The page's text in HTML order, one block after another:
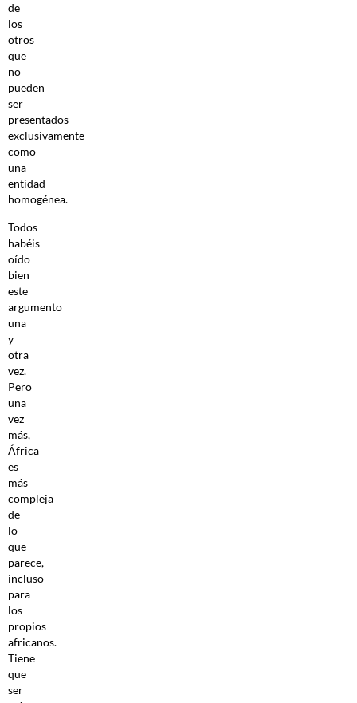
de
los
otros
que
no
pueden
ser
presentados
exclusivamente
como
una
entidad
homogénea.
Todos
habéis
oído
bien
este
argumento
una
y
otra
vez.
Pero
una
vez
más,
África
es
más
compleja
de
lo
que
parece,
incluso
para
los
propios
africanos.
Tiene
que
ser